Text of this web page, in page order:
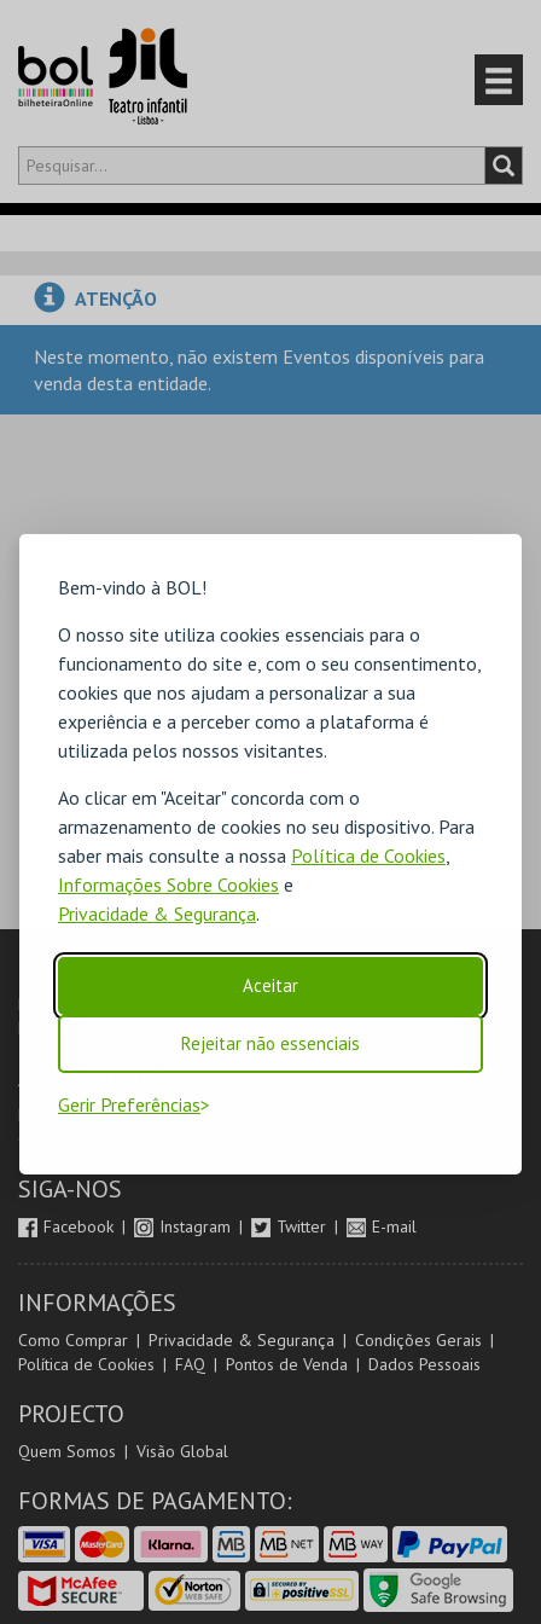
Bem-vindo à BOL!
O nosso site utiliza cookies essenciais para o
funcionamento do site e, com o seu consentimento,
cookies que nos ajudam a personalizar a sua
experiência e a perceber como a plataforma é
utilizada pelos nossos visitantes.
Ao clicar em "Aceitar" concorda com o
armazenamento de cookies no seu dispositivo. Para
saber mais consulte a nossa Política de Cookies
Informações Sobre Cookies e
Privacidade & Segurança.
Aceitar
Rejeitar não essenciais
Gerir Preferências
Olá,iniciar sessão
EVENTOS
CARTÕES
ATENÇÃO
Neste momento, não existem Eventos disponíveis para
venda desta entidade.
LOJA
Pesquisar
Livro de Reclamações
AUTENTICAÇÃO
Login & Registo de Clientes
SIGA-NOS
Facebook Instagram Twitter E-mail
INFORMAÇÕES
Como Comprar Privacidade & Segurança
Condições Gerais
Política de Cookies
FAQ Pontos de Venda Dados Pessoais
PROJECTO
Quem Somos Visão Global
FORMAS DE PAGAMENTO: